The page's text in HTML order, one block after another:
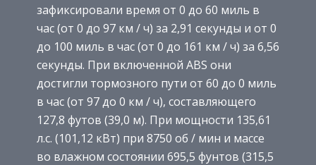
зафиксировали время от 0 до 60 миль в
час (от 0 до 97 км / ч) за 2,91 секунды и от 0
до 100 миль в час (от 0 до 161 км / ч) за 6,56
секунды. При включенной ABS они
достигли тормозного пути от 60 до 0 миль
в час (от 97 до 0 км / ч), составляющего
127,8 футов (39,0 м). При мощности 135,61
л.с. (101,12 кВт) при 8750 об / мин и массе
во влажном состоянии 695,5 фунтов (315,5